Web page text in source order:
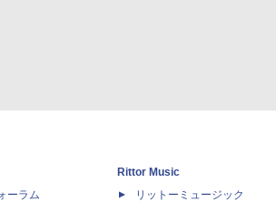
ーラム
Rittor Music
リットーミュージック